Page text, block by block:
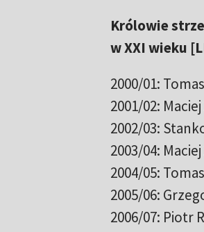
Królowie
w XXI wieku
2000/01:
2001/02:
2002/03:
2003/04:
2004/05:
2005/06:
2006/07: Piotr